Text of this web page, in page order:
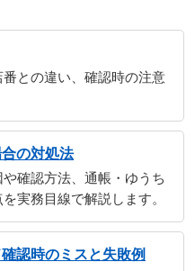
との違い、確認時の注意
の対処法
確認方法、通帳・ゆうち
実務目線で解説します。
認時のミスと失敗例